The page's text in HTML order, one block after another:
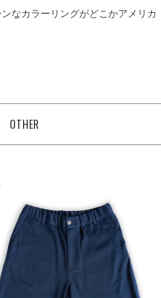
なカラーリングがどこかアメリカ
OTHER